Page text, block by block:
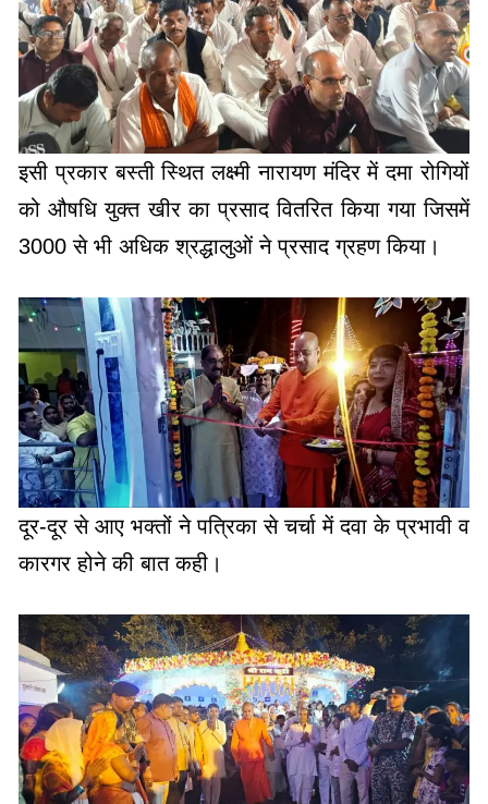
इसी प्रकार बस्ती स्थित लक्ष्मी नारायण मंदिर में दमा रोगियों
को औषधि युक्त खीर का प्रसाद वितरित किया गया जिसमें
3000 से भी अधिक श्रद्धालुओं ने प्रसाद ग्रहण किया।
दूर-दूर से आए भक्तों ने पत्रिका से चर्चा में दवा के प्रभावी व
कारगर होने की बात कही।